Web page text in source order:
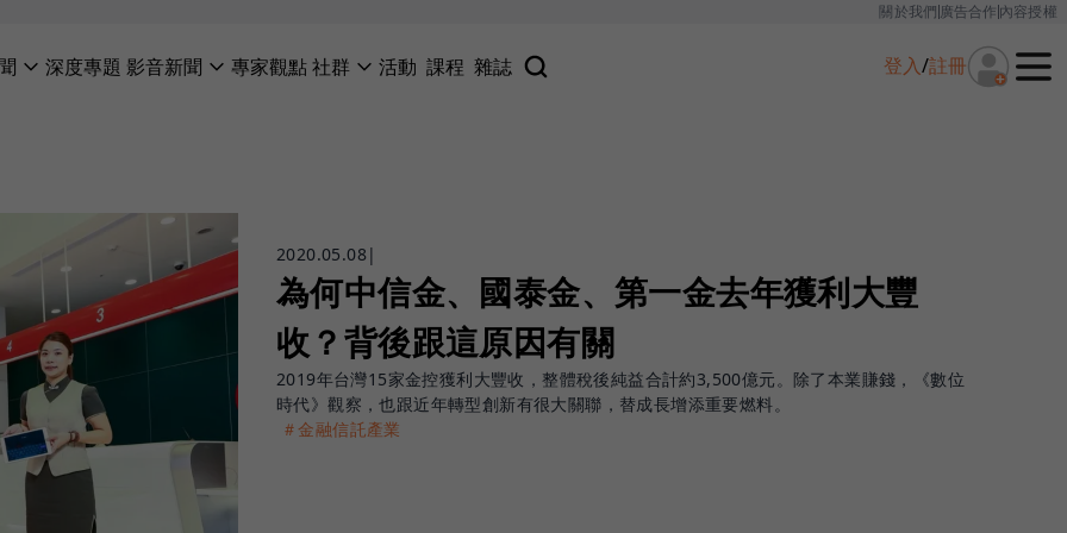
關於我們廣告合作內容授權
深度專題 影音新聞 專家觀點社群 活動 課程 雜誌 登入/註冊
2020.05.08|
為何中信金、國泰金、第一金去年獲利大豐
收？背後跟這原因有關
2019年台灣15家金控獲利大豐收，整體稅後純益合計約3,500億元。除了本業賺錢，《數位
時代》觀察，也跟近年轉型創新有很大關聯，替成長增添重要燃料。
＃金融信託產業